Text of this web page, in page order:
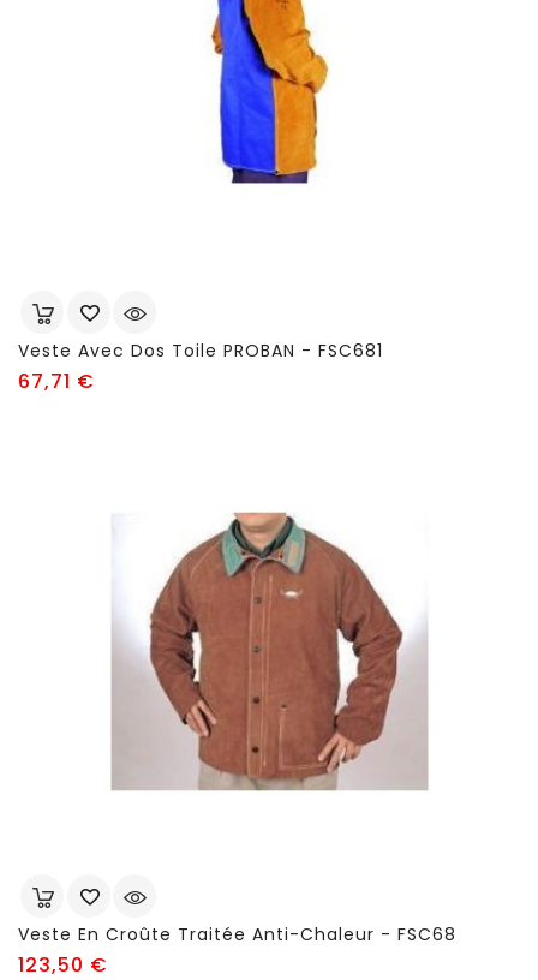
Veste Avec Dos Toile PROBAN - FSC681
67,71 €
Veste En Croûte Traitée Anti-Chaleur - FSC68
123,50 €